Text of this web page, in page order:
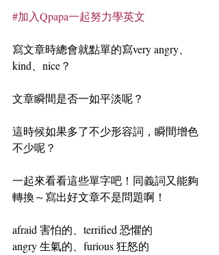
#加入Qpapa一起努力學英文
寫文章時總會就點單的寫very angry、
kind、nice？
文章瞬間是否一如平淡呢？
這時候如果多了不少形容詞，瞬間增色
不少呢？
一起來看看這些單字吧！同義詞又能夠
轉換～寫出好文章不是問題啊！
afraid 害怕的、terrified 恐懼的
angry 生氣的、furious 狂怒的